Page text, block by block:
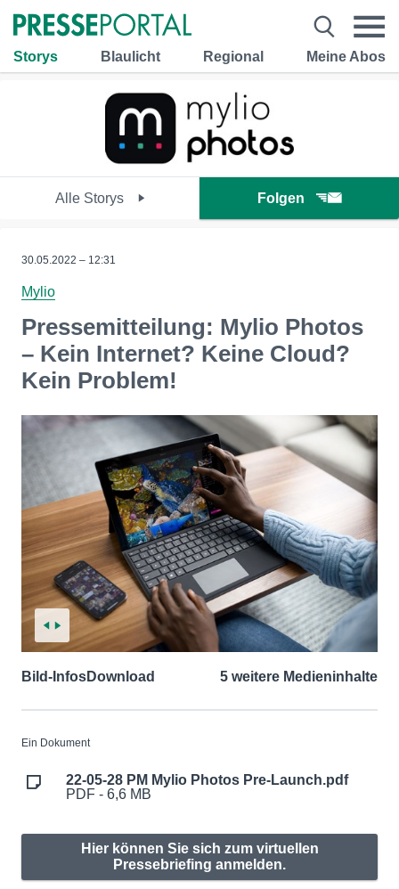
Storys Blaulicht Regional Meine Abos
Alle Storys Folgen
30.05.2022 – 12:31
Mylio
Pressemitteilung: Mylio Photos
– Kein Internet? Keine Cloud?
Kein Problem!
Bild-InfosDownload 5 weitere Medieninhalte
Ein Dokument
22-05-28 PM Mylio Photos Pre-Launch.pdf
PDF - 6,6 MB
Hier können Sie sich zum virtuellen
Pressebriefing anmelden.